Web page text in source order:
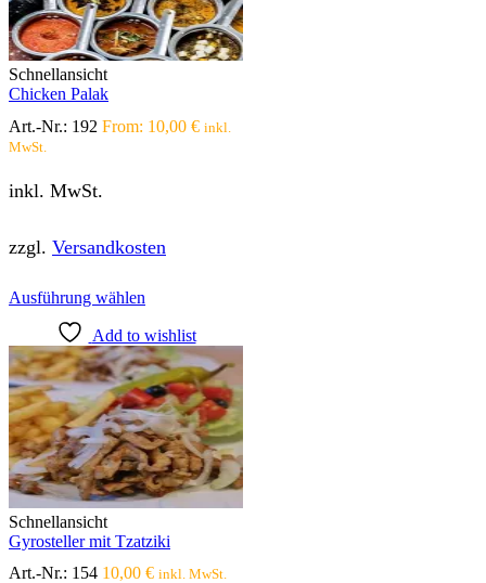
Schnellansicht
Chicken Palak
Art.-Nr.: 192 From: 10,00 € inkl.
MwSt.
inkl. MwSt.
zzgl. Versandkosten
Ausführung wählen
weist
mehrere
Varianten
auf.
Die
Optionen
können
auf
der
Produktseite
werden
Add to wishlist
Schnellansicht
Gyrosteller mit Tzatziki
Art.-Nr.: 154 10,00 € inkl. MwSt.